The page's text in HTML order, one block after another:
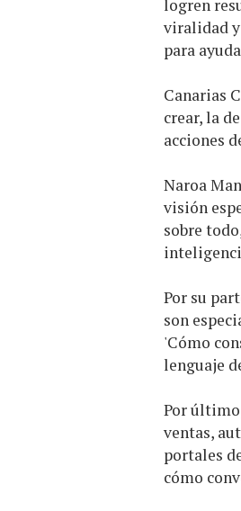
logren
viralidad
para
Canarias
crear, la
acciones
Naroa
visión
sobre
Por su
son
'Cómo
lenguaje
Por
ventas,
portales
cómo